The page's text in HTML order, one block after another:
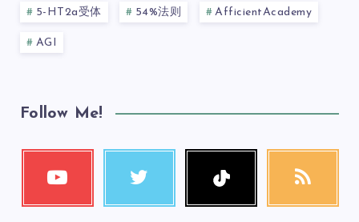
5-HT2a受体 54%法则 AfficientAcademy
AGI
Follow Me!